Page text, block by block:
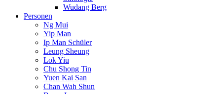
Wudang Berg
Personen
Ng Mui
Yip Man
Ip Man Schüler
Leung Sheung
Lok Yiu
Chu Shong Tin
Yuen Kai San
Chan Wah Shun